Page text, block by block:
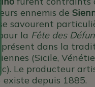
ennemis de
se savourent
la Fête des
dans la
(Sicile,
Le producteur
existe depuis 1885.